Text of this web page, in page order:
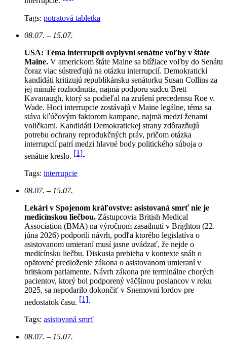
Tags: potratová tabletka
08.07. – 15.07.
USA: Téma interrupcií ovplyvní senátne voľby v štáte
Maine. V americkom štáte Maine sa blížiace voľby do Senátu
čoraz viac sústreďujú na otázku interrupcií. Demokratickí
kandidáti kritizujú republikánsku senátorku Susan Collins za
jej minulé rozhodnutia, najmä podporu sudcu Brett
Kavanaugh, ktorý sa podieľal na zrušení precedensu Roe v.
Wade. Hoci interrupcie zostávajú v Maine legálne, téma sa
stáva kľúčovým faktorom kampane, najmä medzi ženami
voličkami. Kandidáti Demokratickej strany zdôrazňujú
potrebu ochrany reprodukčných práv, pričom otázka
interrupcií patrí medzi hlavné body politického súboja o
senátne kreslo. [1]
Tags: interrupcie
08.07. – 15.07.
Lekári v Spojenom kráľovstve: asistovaná smrť nie je
medicínskou liečbou. Zástupcovia British Medical
Association (BMA) na výročnom zasadnutí v Brighton (22.
júna 2026) podporili návrh, podľa ktorého legislatíva o
asistovanom umieraní musí jasne uvádzať, že nejde o
medicínsku liečbu. Diskusia prebieha v kontexte snáh o
opätovné predloženie zákona o asistovanom umieraní v
britskom parlamente. Návrh zákona pre terminálne chorých
pacientov, ktorý bol podporený väčšinou poslancov v roku
2025, sa nepodarilo dokončiť v Snemovni lordov pre
nedostatok času. [1]
Tags: asistovaná smrť
08.07. – 15.07.